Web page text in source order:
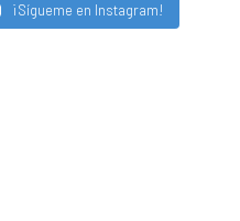
¡Sígueme en Instagram!